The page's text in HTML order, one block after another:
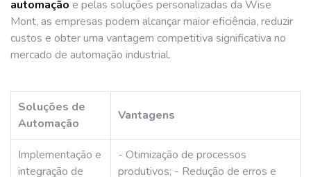
automação e pelas soluções personalizadas da Wise
Mont, as empresas podem alcançar maior eficiência, reduzir
custos e obter uma vantagem competitiva significativa no
mercado de automação industrial.
Soluções de
Automação
Vantagens
Implementação e
integração de
- Otimização de processos
produtivos; - Redução de erros e